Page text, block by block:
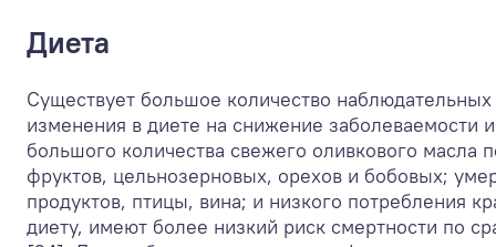
Диета
Существует большое количество
изменения в диете на снижение заболеваемости
большого количества свежего оливкового
фруктов, цельнозерновых, орехов и бобовых;
продуктов, птицы, вина; и низкого потребления
диету, имеют более низкий риск смертности по